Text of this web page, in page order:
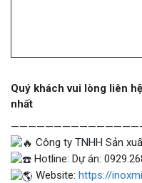
Quý khách vui lòng liên
nhất
Công ty TNHH Sản
Hotline: Dự án:
Website: https://